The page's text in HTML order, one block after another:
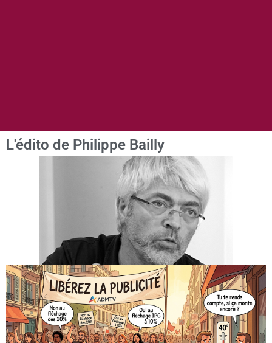
L'édito de Philippe Bailly